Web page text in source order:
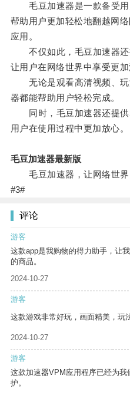
毛豆加速器是一款备受用
帮助用户更加轻松地翻越网
应用。
不仅如此，毛豆加速器还
让用户在网络世界中享受更加
无论是观看高清视频、玩
器都能帮助用户轻松完成。
同时，毛豆加速器还提供
用户在使用过程中更加放心。
毛豆加速器最新版
毛豆加速器，让网络世界
#3#
评论
游客
这款app是我购物的得力助手，让
的商品。
2024-10-27
游客
这款游戏非常好玩，画面精美，玩
2024-10-27
游客
这款加速器VPM应用程序已经为
护。